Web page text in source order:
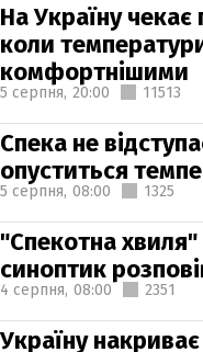
На Україну чекає
коли
комфортнішими
5 серпня, 20:00 11513
Спека не
опуститься
5 серпня, 08:00 1325
"Спекотна
синоптик
4 серпня, 08:00 2351
Україну